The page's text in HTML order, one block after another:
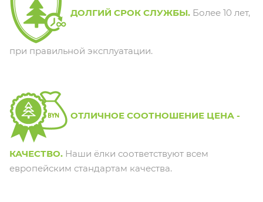
ДОЛГИЙ СРОК СЛУЖБЫ. Более 10 лет,
при правильной эксплуатации.
ОТЛИЧНОЕ СООТНОШЕНИЕ ЦЕНА -
КАЧЕСТВО. Наши ёлки соответствуют всем
европейским стандартам качества.